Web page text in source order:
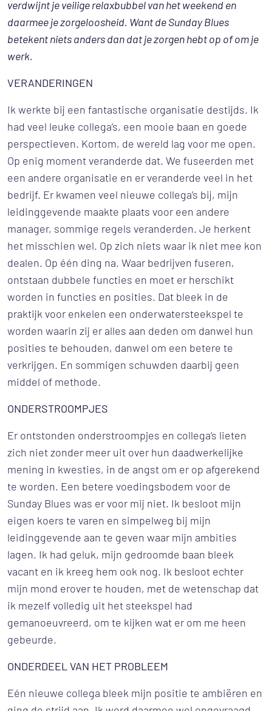
verdwijnt je veilige relaxbubbel van het weekend en
daarmee je zorgeloosheid. Want de Sunday Blues
betekent niets anders dan dat je zorgen hebt op of om je
werk.
VERANDERINGEN
Ik werkte bij een fantastische organisatie destijds. Ik
had veel leuke collega’s, een mooie baan en goede
perspectieven. Kortom, de wereld lag voor me open.
Op enig moment veranderde dat. We fuseerden met
een andere organisatie en er veranderde veel in het
bedrijf. Er kwamen veel nieuwe collega’s bij, mijn
leidinggevende maakte plaats voor een andere
manager, sommige regels veranderden. Je herkent
het misschien wel. Op zich niets waar ik niet mee kon
dealen. Op één ding na. Waar bedrijven fuseren,
ontstaan dubbele functies en moet er herschikt
worden in functies en posities. Dat bleek in de
praktijk voor enkelen een onderwatersteekspel te
worden waarin zij er alles aan deden om danwel hun
posities te behouden, danwel om een betere te
verkrijgen. En sommigen schuwden daarbij geen
middel of methode.
ONDERSTROOMPJES
Er ontstonden onderstroompjes en collega’s lieten
zich niet zonder meer uit over hun daadwerkelijke
mening in kwesties, in de angst om er op afgerekend
te worden. Een betere voedingsbodem voor de
Sunday Blues was er voor mij niet. Ik besloot mijn
eigen koers te varen en simpelweg bij mijn
leidinggevende aan te geven waar mijn ambities
lagen. Ik had geluk, mijn gedroomde baan bleek
vacant en ik kreeg hem ook nog. Ik besloot echter
mijn mond erover te houden, met de wetenschap dat
ik mezelf volledig uit het steekspel had
gemanoeuvreerd, om te kijken wat er om me heen
gebeurde.
ONDERDEEL VAN HET PROBLEEM
Eén nieuwe collega bleek mijn positie te ambiëren en